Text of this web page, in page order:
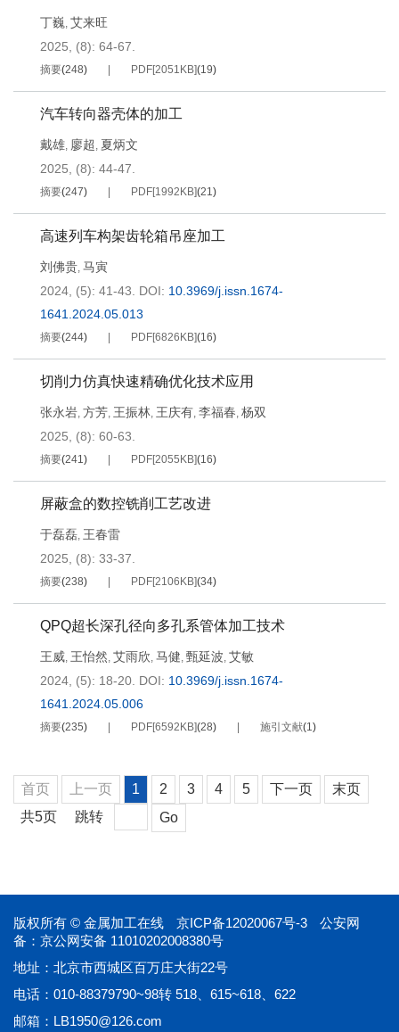
丁巍, 艾来旺
2025, (8): 64-67.
摘要(248) PDF[2051KB](19)
汽车转向器壳体的加工
戴雄, 廖超 , 夏炳文
2025, (8): 44-47.
摘要(247) PDF[1992KB](21)
高速列车构架齿轮箱吊座加工
刘佛贵, 马寅
2024, (5): 41-43.
DOI: 10.3969/j.issn.1674-
1641.2024.05.013
摘要(244) PDF[6826KB](16)
切削力仿真快速精确优化技术应用
张永岩, 方芳, 王振林, 王庆有, 李福春, 杨双
2025, (8): 60-63.
摘要(241) PDF[2055KB](16)
屏蔽盒的数控铣削工艺改进
于磊磊, 王春雷
2025, (8): 33-37.
摘要(238) PDF[2106KB](34)
QPQ超长深孔径向多孔系管体加工技术
王威, 王怡然, 艾雨欣, 马健, 甄延波, 艾敏
2024, (5): 18-20. DOI: 10.3969/j.issn.1674-
1641.2024.05.006
摘要(235) PDF[6592KB](28) 施引文献(1)
首页 上一页 1 2 3 4 5 下一页
末页
共5页
跳转 Go
版权所有 © 金属加工在线 京ICP备12020067号-3
公安网
备：京公网安备 11010202008380号
地址：北京市西城区百万庄大街22号
电话：010-88379790~98转 518、615~618、622
邮箱： LB1950@126.com